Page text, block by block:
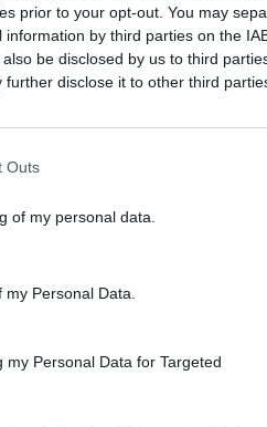
prior to your opt-out. You may
by third parties on the
be disclosed by us to third
further disclose it to other third
Outs
of my personal data.
Personal Data.
Personal Data for Targeted
transferzomer
storing met autocue
strafschop zonder VAR
herinnering
zo stil?